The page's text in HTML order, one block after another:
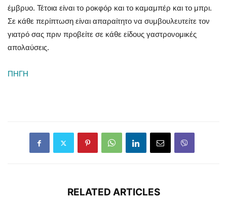
έμβρυο. Τέτοια είναι το ροκφόρ και το καμαμπέρ και το μπρι.
Σε κάθε περίπτωση είναι απαραίτητο να συμβουλευτείτε τον
γιατρό σας πριν προβείτε σε κάθε είδους γαστρονομικές
απολαύσεις.
ΠΗΓΗ
RELATED ARTICLES